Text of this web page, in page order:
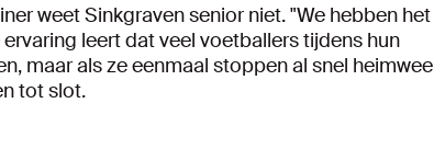
weet Sinkgraven senior niet. "We hebben het
leert dat veel voetballers tijdens hun
maar als ze eenmaal stoppen al snel heimwee
tot slot.